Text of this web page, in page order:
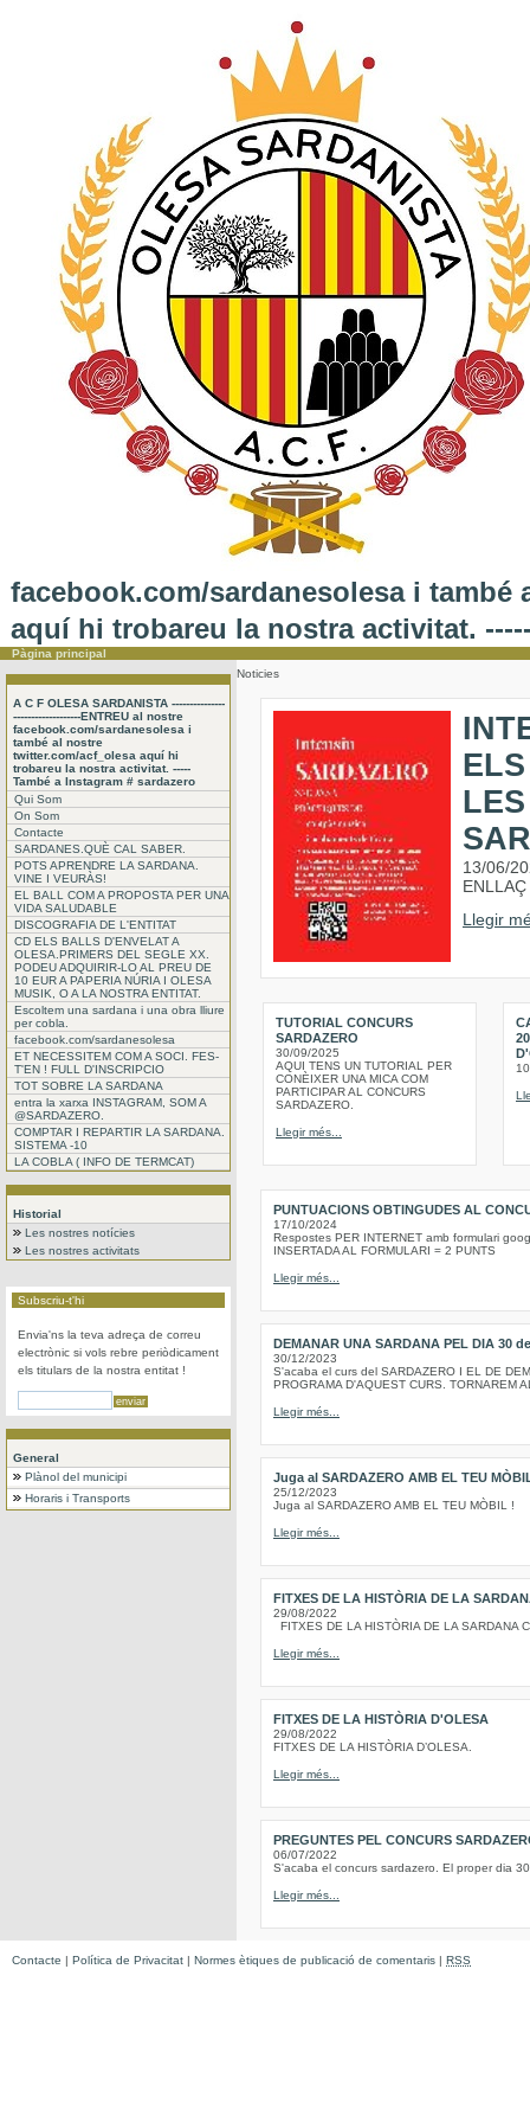
facebook.com/sardanesolesa i també
aquí hi trobareu la nostra activitat.
Pàgina principal
A C F OLESA SARDANISTA ---------------
-------------------ENTREU al nostre
facebook.com/sardanesolesa i
també al nostre
twitter.com/acf_olesa aquí hi
trobareu la nostra activitat. -----
També a Instagram # sardazero
Qui Som
On Som
Contacte
SARDANES.QUÈ CAL SABER.
POTS APRENDRE LA SARDANA.
VINE I VEURÀS!
EL BALL COM A PROPOSTA PER UNA
VIDA SALUDABLE
DISCOGRAFIA DE L'ENTITAT
CD ELS BALLS D'ENVELAT A
OLESA.PRIMERS DEL SEGLE XX.
PODEU ADQUIRIR-LO AL PREU DE
10 EUR A PAPERIA NÚRIA I OLESA
MUSIK, O A LA NOSTRA ENTITAT.
Escoltem una sardana i una obra lliure
per cobla.
facebook.com/sardanesolesa
ET NECESSITEM COM A SOCI. FES-
T'EN ! FULL D'INSCRIPCIO
TOT SOBRE LA SARDANA
entra la xarxa INSTAGRAM, SOM A
@SARDAZERO.
COMPTAR I REPARTIR LA SARDANA.
SISTEMA -10
LA COBLA ( INFO DE TERMCAT)
Historial
Les nostres notícies
Les nostres activitats
Subscriu-t'hi
Envia'ns la teva adreça de correu
electrònic si vols rebre periòdicament
els titulars de la nostra entitat !
General
Plànol del municipi
Horaris i Transports
Noticies
13/06/
Llegir
TUTORIAL CONCURS
SARDAZERO
30/09/2025
AQUI TENS UN TUTORIAL PER
CONÈIXER UNA MICA COM
PARTICIPAR AL CONCURS
SARDAZERO.
Llegir més...
PUNTUACIONS OBTINGUDES AL
17/10/2024
Respostes PER INTERNET amb formulari
INSERTADA AL FORMULARI = 2 PUNTS
Llegir més...
DEMANAR UNA SARDANA PEL DIA 30
30/12/2023
S'acaba el curs del SARDAZERO I EL DE
PROGRAMA D'AQUEST CURS. TORNAREM
Llegir més...
Juga al SARDAZERO AMB EL TEU
25/12/2023
Juga al SARDAZERO AMB EL TEU MÒBIL !
Llegir més...
FITXES DE LA HISTÒRIA DE LA
29/08/2022
FITXES DE LA HISTÒRIA DE LA
Llegir més...
FITXES DE LA HISTÒRIA D'OLESA
29/08/2022
FITXES DE LA HISTÒRIA D’OLESA.
Llegir més...
PREGUNTES PEL CONCURS
06/07/2022
S'acaba el concurs sardazero. El proper dia
Llegir més...
Contacte | Política de Privacitat | Normes ètiques de publicació de comentaris | RSS